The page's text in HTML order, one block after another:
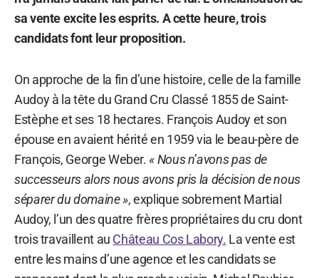
sa vente excite les esprits. A cette heure, trois
candidats font leur proposition.
On approche de la fin d’une histoire, celle de la famille
Audoy à la tête du Grand Cru Classé 1855 de Saint-
Estèphe et ses 18 hectares. François Audoy et son
épouse en avaient hérité en 1959 via le beau-père de
François, George Weber.« Nous n’avons pas de
successeurs alors nous avons pris la décision de nous
séparer du domaine », explique sobrement Martial
Audoy, l’un des quatre frères propriétaires du cru dont
trois travaillent au Château Cos Labory. La vente est
entre les mains d’une agence et les candidats se